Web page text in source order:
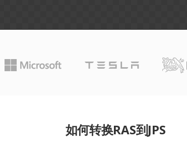
如何转换RAS到JPS